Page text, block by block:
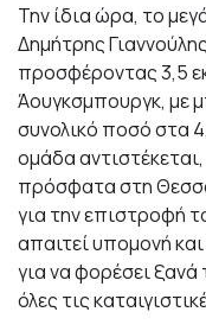
Την ίδια ώρα, το
Δημήτρης
προσφέροντας 3,5
Άουγκσμπουργκ, με
συνολικό ποσό στα
ομάδα
πρόσφατα στη
για την επιστροφή
απαιτεί υπομονή
για να φορέσει
όλες τις